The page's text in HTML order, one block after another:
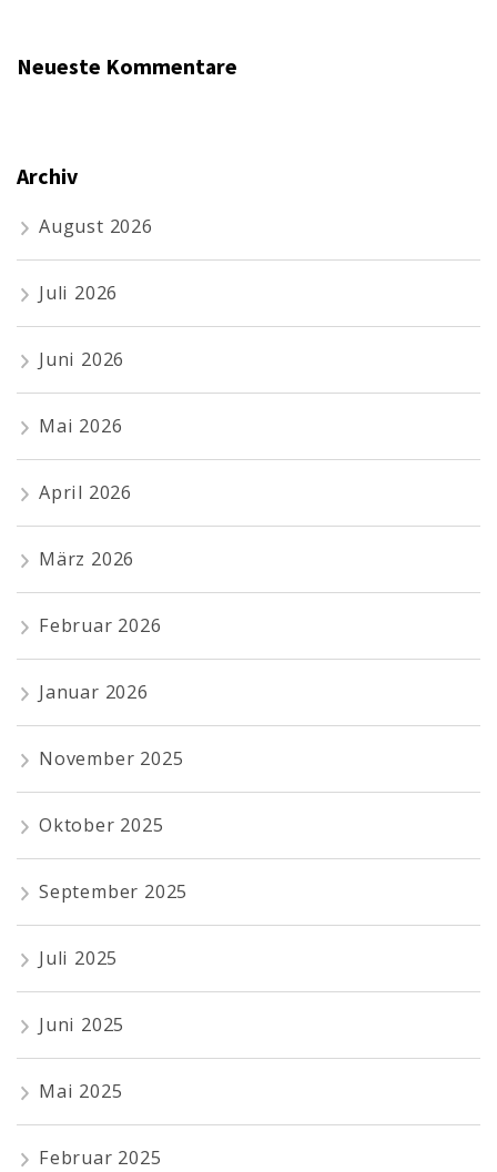
Neueste Kommentare
Archiv
August 2026
Juli 2026
Juni 2026
Mai 2026
April 2026
März 2026
Februar 2026
Januar 2026
November 2025
Oktober 2025
September 2025
Juli 2025
Juni 2025
Mai 2025
Februar 2025